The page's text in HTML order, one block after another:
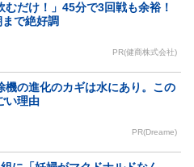
むだけ！」45分で3回戦も余裕！
で絶好調
PR(健商株式会社)
機の進化のカギは水にあり。この
い理由
PR(Dreame)